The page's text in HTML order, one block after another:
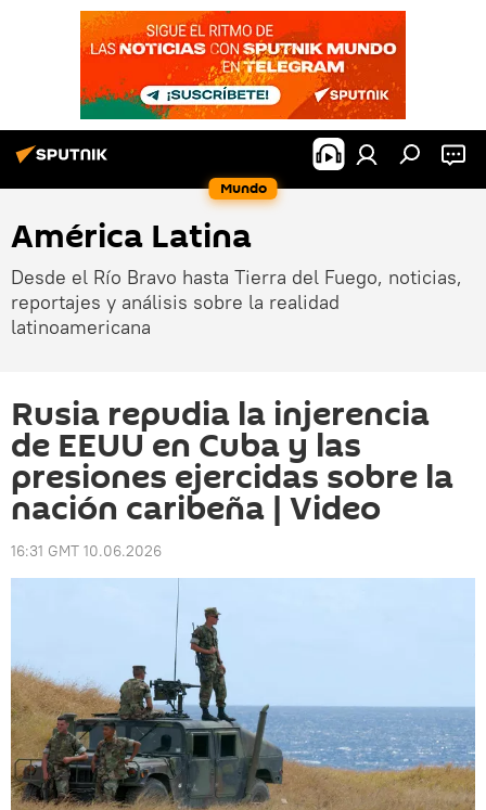
Mundo
América Latina
Desde el Río Bravo hasta Tierra del Fuego, noticias,
reportajes y análisis sobre la realidad
latinoamericana
Rusia repudia la injerencia
de EEUU en Cuba y las
presiones ejercidas sobre la
nación caribeña | Video
16:31 GMT 10.06.2026